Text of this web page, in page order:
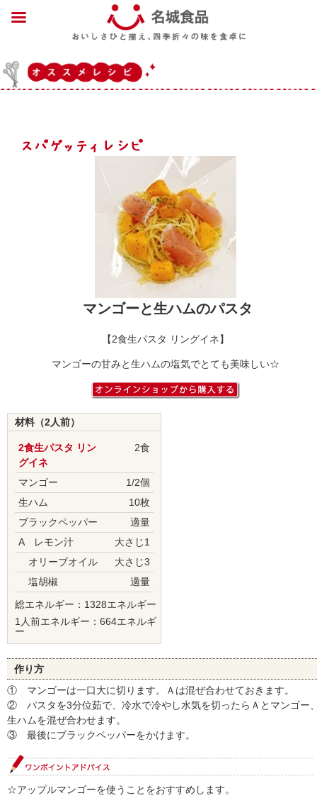
マンゴーと生ハムのパスタ
【2食生パスタ リングイネ】
マンゴーの甘みと生ハムの塩気でとても美味しい☆
材料（2人前）
2食生パスタ リン
グイネ
2食
マンゴー
1/2個
生ハム
10枚
ブラックペッパー
適量
A レモン汁
大さじ1
オリーブオイル
大さじ3
塩胡椒
適量
総エネルギー：1328エネルギー
1人前エネルギー：664エネルギ
ー
作り方
① マンゴーは一口大に切ります。Ａは混ぜ合わせておきます。
② パスタを3分位茹で、冷水で冷やし水気を切ったらＡとマンゴー
生ハムを混ぜ合わせます。
③ 最後にブラックペッパーをかけます。
☆アップルマンゴーを使うことをおすすめします。